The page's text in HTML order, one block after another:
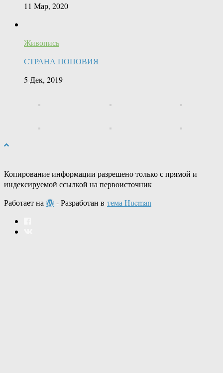
11 Мар, 2020
Живопись
СТРАНА ПОПОВИЯ
5 Дек, 2019
Копирование информации разрешено только с прямой и
индексируемой ссылкой на первоисточник
Работает на
- Разработан в тема Hueman